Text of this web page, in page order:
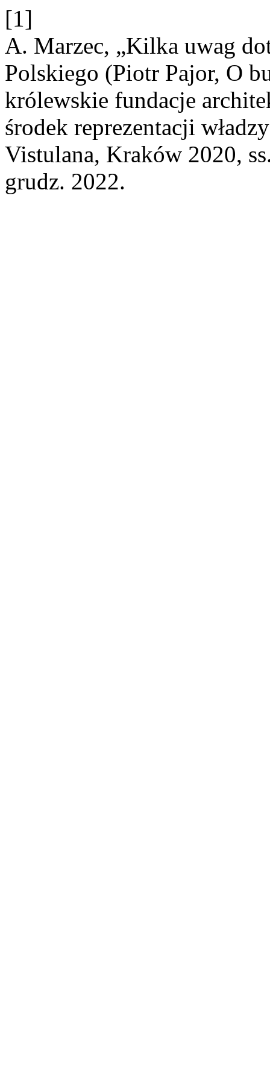
[1]
A. Marzec, „Kilka uwag
Polskiego (Piotr Pajor, O
królewskie fundacje
środek reprezentacji
Vistulana, Kraków 2020,
grudz. 2022.